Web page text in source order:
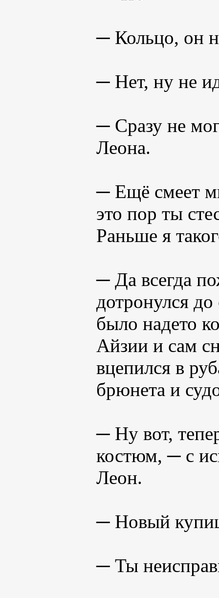
─ Кольцо, он
─ Нет, ну не
─ Сразу не
Леона.
─ Ещё смеет
это пор ты
Раньше я
─ Да всегда
дотронулся до
было надето
Айзии и сам
вцепился в
брюнета и
─ Ну вот,
костюм, ─ с
Леон.
─ Новый
─ Ты